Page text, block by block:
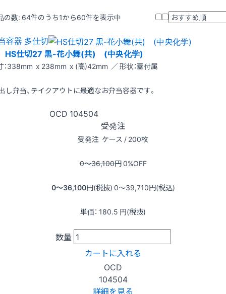
の数: 64件のうち1から60件を表示中
容器 多仕切
HS仕切27 黒-花小舞(共) (中央化学)
：338mm x 238mm x (高)42mm ／ 形状：蓋付属
し弁当、テイクアウトに最適なお弁当容器です。
OCD 104504
受発注
受発注 ケース / 200枚
0〜36,100円0%OFF
0〜36,100円(税抜) 0〜39,710円(税込)
単価： 180.5 円(税抜)
数量
カートに入れる
OCD
104504
詳細を見る